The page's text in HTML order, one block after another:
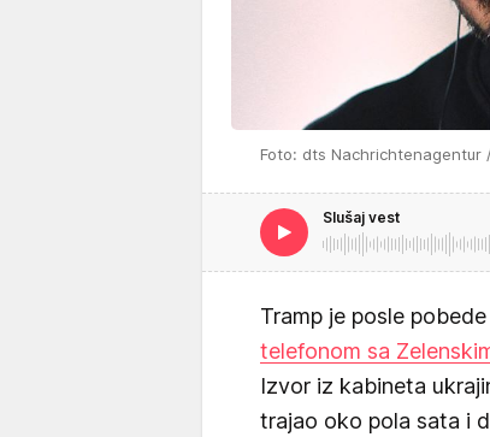
Foto: dts
Slušaj vest
Tramp je posle
telefonom sa
Izvor iz kabineta
trajao oko pola sata i